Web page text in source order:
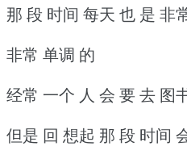
那 段 时间 每天 也 是 非
非常 单调 的
经常 一个 人 会 要 去 图
但是 回 想起 那 段 时间